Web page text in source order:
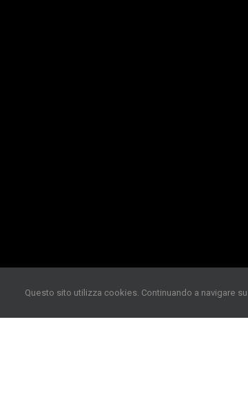
Questo sito utilizza cookies. Continuando a navigare